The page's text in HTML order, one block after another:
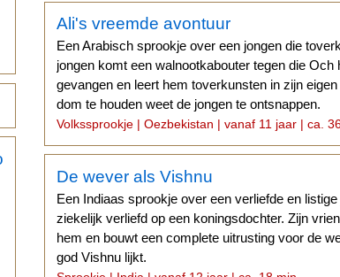
Ali's vreemde avontuur
Een Arabisch sprookje over een jongen die
jongen komt een walnootkabouter tegen die Och
gevangen en leert hem toverkunsten in zijn
dom te houden weet de jongen te ontsnappen.
Volkssprookje | Oezbekistan | vanaf 11 jaar | ca.
De wever als Vishnu
Een Indiaas sprookje over een verliefde en
ziekelijk verliefd op een koningsdochter. Zijn
hem en bouwt een complete uitrusting voor de
god Vishnu lijkt.